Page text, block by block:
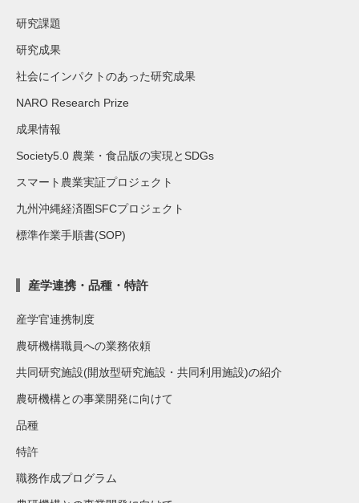
研究課題
研究成果
社会にインパクトのあった研究成果
NARO Research Prize
成果情報
Society5.0 農業・食品版の実現とSDGs
スマート農業実証プロジェクト
九州沖縄経済圏SFCプロジェクト
標準作業手順書(SOP)
産学連携・品種・特許
産学官連携制度
農研機構職員への業務依頼
共同研究施設(開放型研究施設・共同利用施設)の紹介
農研機構との事業開発に向けて
品種
特許
職務作成プログラム